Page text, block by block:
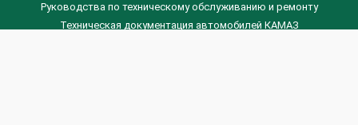
Руководства по техническому обслуживанию и ремонту
Техническая документация автомобилей КАМАЗ